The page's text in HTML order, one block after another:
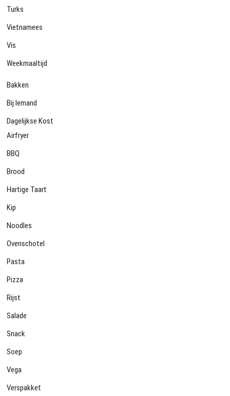
Turks
Vietnamees
Vis
Weekmaaltijd
Bakken
Bij Iemand
Dagelijkse Kost
Airfryer
BBQ
Brood
Hartige Taart
Kip
Noodles
Ovenschotel
Pasta
Pizza
Rijst
Salade
Snack
Soep
Vega
Verspakket